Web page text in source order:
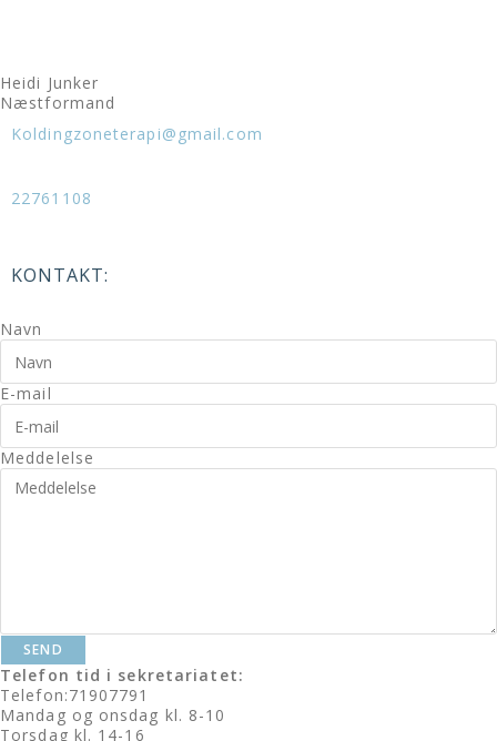
Heidi Junker
Næstformand
Koldingzoneterapi@gmail.com
22761108
KONTAKT:
Navn
E-mail
Meddelelse
SEND
Telefon tid i sekretariatet:
Telefon:71907791
Mandag og onsdag kl. 8-10
Torsdag kl. 14-16